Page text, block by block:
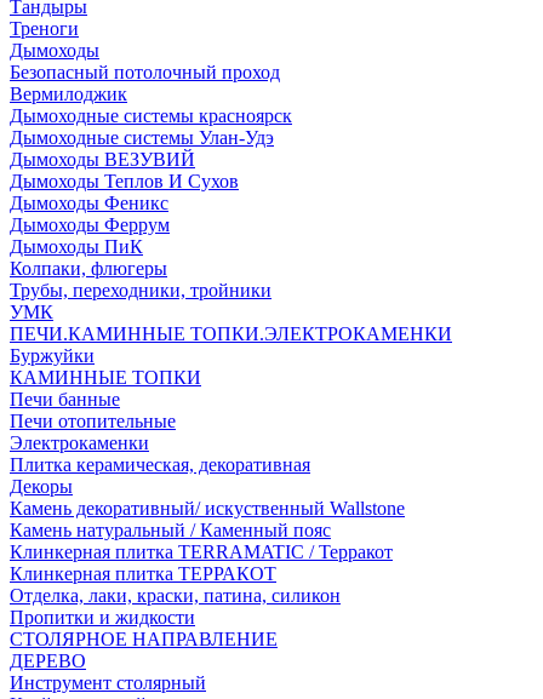
Тандыры
Треноги
Дымоходы
Безопасный потолочный проход
Вермилоджик
Дымоходные системы красноярск
Дымоходные системы Улан-Удэ
Дымоходы ВЕЗУВИЙ
Дымоходы Теплов И Сухов
Дымоходы Феникс
Дымоходы Феррум
Дымоходы ПиК
Колпаки, флюгеры
Трубы, переходники, тройники
УМК
ПЕЧИ.КАМИННЫЕ ТОПКИ.ЭЛЕКТРОКАМЕНКИ
Буржуйки
КАМИННЫЕ ТОПКИ
Печи банные
Печи отопительные
Электрокаменки
Плитка керамическая, декоративная
Декоры
Камень декоративный/ искуственный Wallstone
Камень натуральный / Каменный пояс
Клинкерная плитка TERRAMATIC / Терракот
Клинкерная плитка ТЕРРАКОТ
Отделка, лаки, краски, патина, силикон
Пропитки и жидкости
СТОЛЯРНОЕ НАПРАВЛЕНИЕ
ДЕРЕВО
Инструмент столярный